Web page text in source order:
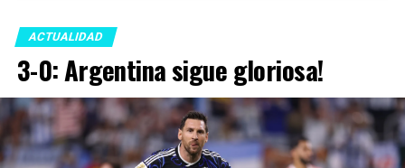
ACTUALIDAD
3-0: Argentina sigue gloriosa!